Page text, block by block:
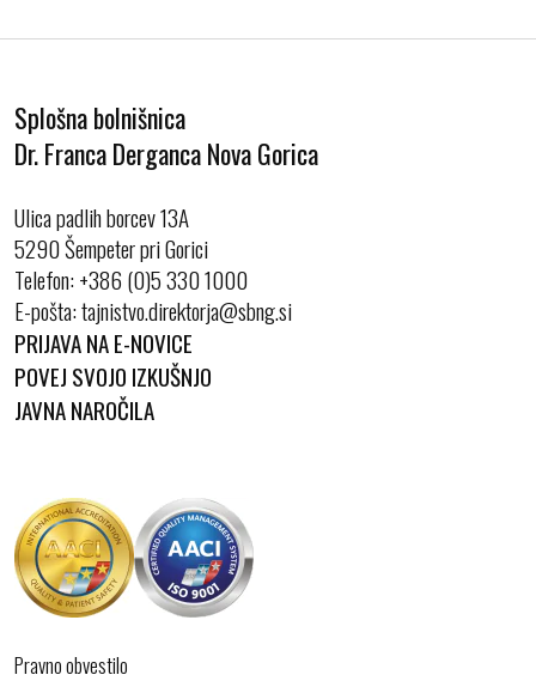
Splošna bolnišnica
Dr. Franca Derganca Nova Gorica
Ulica padlih borcev 13A
5290 Šempeter pri Gorici
Telefon:+386 (0)5 330 1000
E-pošta:
PRIJAVA NA E-NOVICE
POVEJ SVOJO IZKUŠNJO
JAVNA NAROČILA
Pravno obvestilo